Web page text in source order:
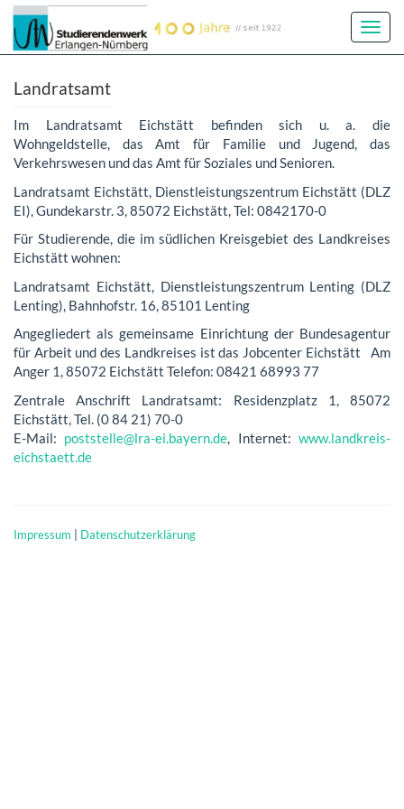
Landratsamt
Im Landratsamt Eichstätt befinden sich u. a. die
Wohngeldstelle, das Amt für Familie und Jugend, das
Verkehrswesen und das Amt für Soziales und Senioren.
Landratsamt Eichstätt, Dienstleistungszentrum Eichstätt (DLZ
EI), Gundekarstr. 3, 85072 Eichstätt, Tel: 0842170-0
Für Studierende, die im südlichen Kreisgebiet des Landkreises
Eichstätt wohnen:
Landratsamt Eichstätt, Dienstleistungszentrum Lenting (DLZ
Lenting), Bahnhofstr. 16, 85101 Lenting
Angegliedert als gemeinsame Einrichtung der Bundesagentur
für Arbeit und des Landkreises ist das Jobcenter Eichstätt Am
Anger 1, 85072 Eichstätt Telefon: 08421 68993 77
Zentrale Anschrift Landratsamt: Residenzplatz 1, 85072
Eichstätt, Tel. (0 84 21) 70-0
E-Mail: poststelle@lra-ei.bayern.de , Internet:www.landkreis-
eichstaett.de
Impressum | Datenschutzerklärung